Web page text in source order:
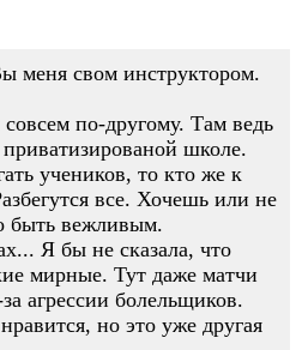
меня свом инструктором.
по-другому. Там ведь
школе.
учеников, то кто же к
все. Хочешь или не
быть вежливым.
Я бы не сказала, что
мирные. Тут даже матчи
агрессии болельщиков.
но это уже другая